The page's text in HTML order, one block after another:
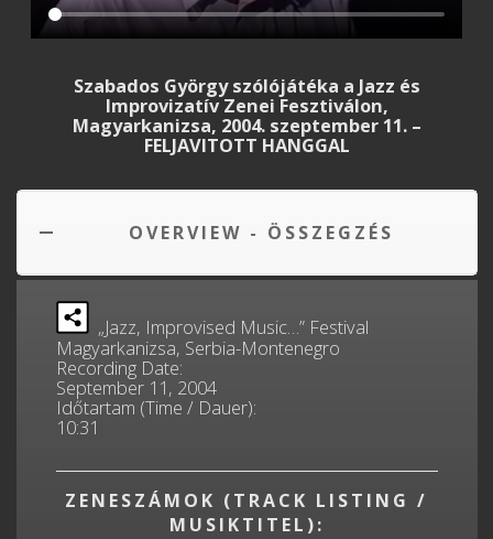
Szabados György szólójátéka a Jazz és
Improvizatív Zenei Fesztiválon,
Magyarkanizsa, 2004. szeptember 11. –
FELJAVITOTT HANGGAL
OVERVIEW - ÖSSZEGZÉS
„Jazz, Improvised Music…” Festival
Magyarkanizsa, Serbia-Montenegro
Recording Date:
September 11, 2004
Időtartam (Time / Dauer):
10:31
ZENESZÁMOK (TRACK LISTING /
MUSIKTITEL):